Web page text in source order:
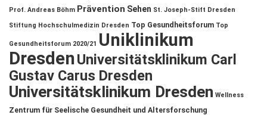
Prof. Andreas Böhm Prävention Sehen St. Joseph-Stift Dresden
Stiftung Hochschulmedizin Dresden Top Gesundheitsforum Top
Gesundheitsforum 2020/21 Uniklinikum
DresdenUniversitätsklinikum Carl
Gustav Carus Dresden
Universitätsklinikum Dresden Wellness
Zentrum für Seelische Gesundheit und Altersforschung